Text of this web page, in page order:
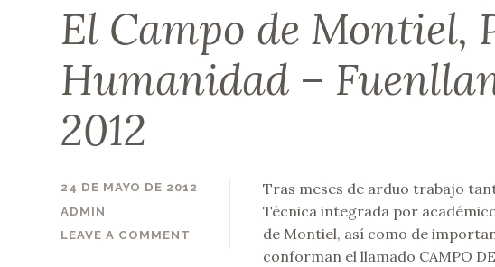
El Campo de Montiel,
Humanidad –
2012
24 DE MAYO DE 2012
ADMIN
LEAVE A COMMENT
Tras meses de arduo trabajo
Técnica integrada por
de Montiel, así como de
conforman el llamado CAMPO